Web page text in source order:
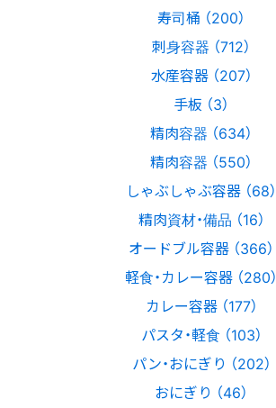
寿司桶 （200）
刺身容器 （712）
水産容器 （207）
手板 （3）
精肉容器 （634）
精肉容器 （550）
しゃぶしゃぶ容器 （68）
精肉資材・備品 （16）
オードブル容器 （366）
軽食・カレー容器 （280）
カレー容器 （177）
パスタ・軽食 （103）
パン・おにぎり （202）
おにぎり （46）